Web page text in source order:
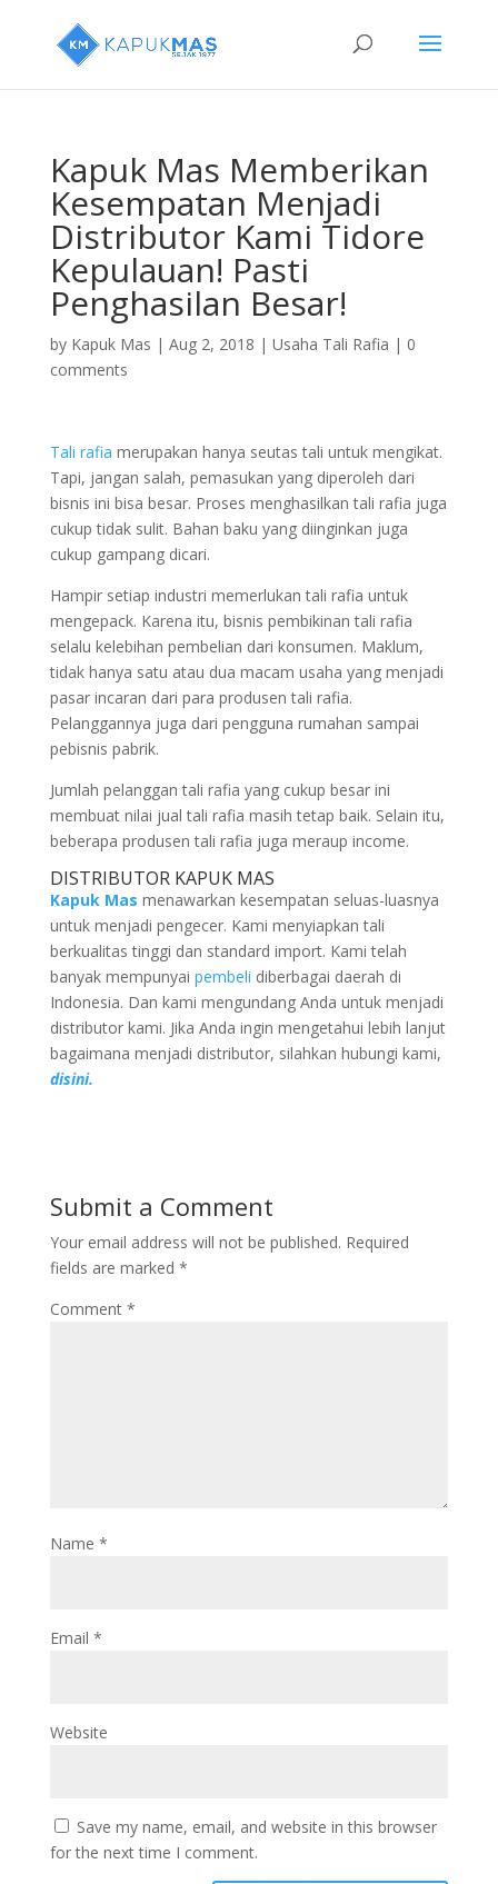
Kapuk Mas Memberikan
Kesempatan Menjadi
Distributor Kami Tidore
Kepulauan! Pasti
Penghasilan Besar!
by Kapuk Mas | Aug 2, 2018 | Usaha Tali Rafia | 0
comments
Tali rafia merupakan hanya seutas tali untuk mengikat.
Tapi, jangan salah, pemasukan yang diperoleh dari
bisnis ini bisa besar. Proses menghasilkan tali rafia juga
cukup tidak sulit. Bahan baku yang diinginkan juga
cukup gampang dicari.
Hampir setiap industri memerlukan tali rafia untuk
mengepack. Karena itu, bisnis pembikinan tali rafia
selalu kelebihan pembelian dari konsumen. Maklum,
tidak hanya satu atau dua macam usaha yang menjadi
pasar incaran dari para produsen tali rafia.
Pelanggannya juga dari pengguna rumahan sampai
pebisnis pabrik.
Jumlah pelanggan tali rafia yang cukup besar ini
membuat nilai jual tali rafia masih tetap baik. Selain itu,
beberapa produsen tali rafia juga meraup income.
DISTRIBUTOR KAPUK MAS
Kapuk Mas menawarkan kesempatan seluas-luasnya
untuk menjadi pengecer. Kami menyiapkan tali
berkualitas tinggi dan standard import. Kami telah
banyak mempunyai pembeli diberbagai daerah di
Indonesia. Dan kami mengundang Anda untuk menjadi
distributor kami. Jika Anda ingin mengetahui lebih lanjut
bagaimana menjadi distributor, silahkan hubungi kami,
disini.
Submit a Comment
Your email address will not be published. Required
fields are marked *
Comment *
Name *
Email *
Website
Save my name, email, and website in this browser
for the next time I comment.